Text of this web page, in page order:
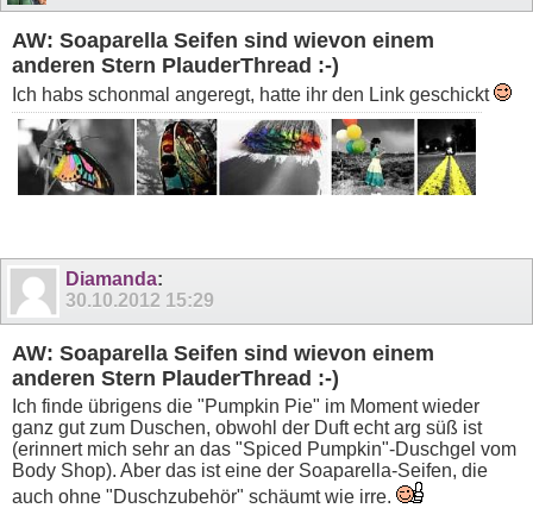
AW: Soaparella Seifen sind wievon einem
anderen Stern PlauderThread :-)
Ich habs schonmal angeregt, hatte ihr den Link geschickt
Diamanda:
30.10.2012 15:29
AW: Soaparella Seifen sind wievon einem
anderen Stern PlauderThread :-)
Ich finde übrigens die "Pumpkin Pie" im Moment wieder
ganz gut zum Duschen, obwohl der Duft echt arg süß ist
(erinnert mich sehr an das "Spiced Pumpkin"-Duschgel vom
Body Shop). Aber das ist eine der Soaparella-Seifen, die
auch ohne "Duschzubehör" schäumt wie irre.